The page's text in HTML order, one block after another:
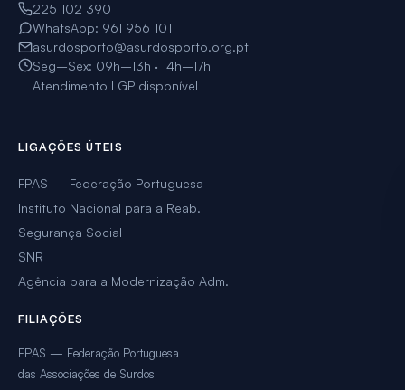
225 102 390
WhatsApp: 961 956 101
asurdosporto@asurdosporto.org.pt
Seg–Sex: 09h–13h · 14h–17h
Atendimento LGP disponível
LIGAÇÕES ÚTEIS
FPAS — Federação Portuguesa
Instituto Nacional para a Reab.
Segurança Social
SNR
Agência para a Modernização Adm.
FILIAÇÕES
FPAS — Federação Portuguesa
das Associações de Surdos